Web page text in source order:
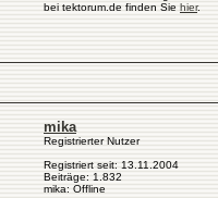
bei tektorum.de finden Sie hier.
mika
Registrierter Nutzer
Registriert seit: 13.11.2004
Beiträge: 1.832
mika: Offline